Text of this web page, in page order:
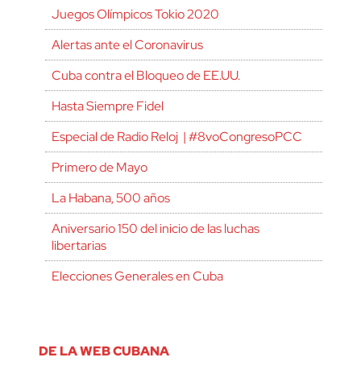
Juegos Olímpicos Tokio 2020
Alertas ante el Coronavirus
Cuba contra el Bloqueo de EE.UU.
Hasta Siempre Fidel
Especial de Radio Reloj | #8voCongresoPCC
Primero de Mayo
La Habana, 500 años
Aniversario 150 del inicio de las luchas
libertarias
Elecciones Generales en Cuba
DE LA WEB CUBANA